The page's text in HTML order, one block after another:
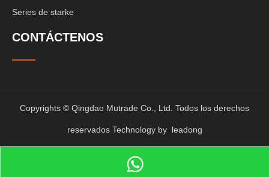
Series de starke
CONTÁCTENOS
Copyrights © Qingdao Mutrade Co., Ltd. Todos los derechos
reservados Technology by leadong